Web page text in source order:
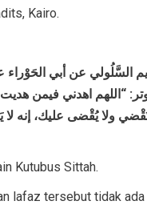
Kairo.
السَّلُولي عن أبي
“اللهم اهدني فيمن
ولا يُقْضى عليك، إنه لا
Kutubus Sittah.
lafaz tersebut tidak